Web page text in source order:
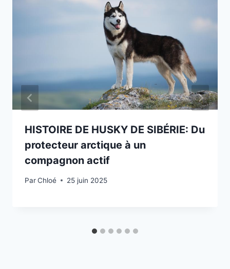
HISTOIRE DE HUSKY DE SIBÉRIE: Du
protecteur arctique à un
compagnon actif
ParChloé 25 juin 2025